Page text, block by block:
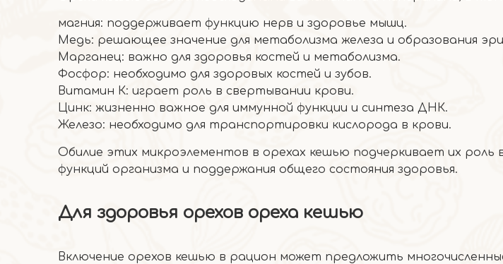
магния: поддерживает функцию нерв и здоровье мышц.
Медь: решающее значение для метаболизма железа и образования
Марганец: важно для здоровья костей и метаболизма.
Фосфор: необходимо для здоровых костей и зубов.
Витамин К: играет роль в свертывании крови.
Цинк: жизненно важное для иммунной функции и синтеза ДНК.
Железо: необходимо для транспортировки кислорода в крови.
Обилие этих микроэлементов в орехах кешью подчеркивает их роль
функций организма и поддержания общего состояния здоровья.
Для здоровья орехов ореха кешью
Включение орехов кешью в рацион может предложить